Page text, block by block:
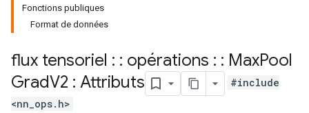
Fonctions publiques
Format de données
flux tensoriel : : opérations : : MaxPool
GradV2 : Attributs
#include
<nn_ops.h>